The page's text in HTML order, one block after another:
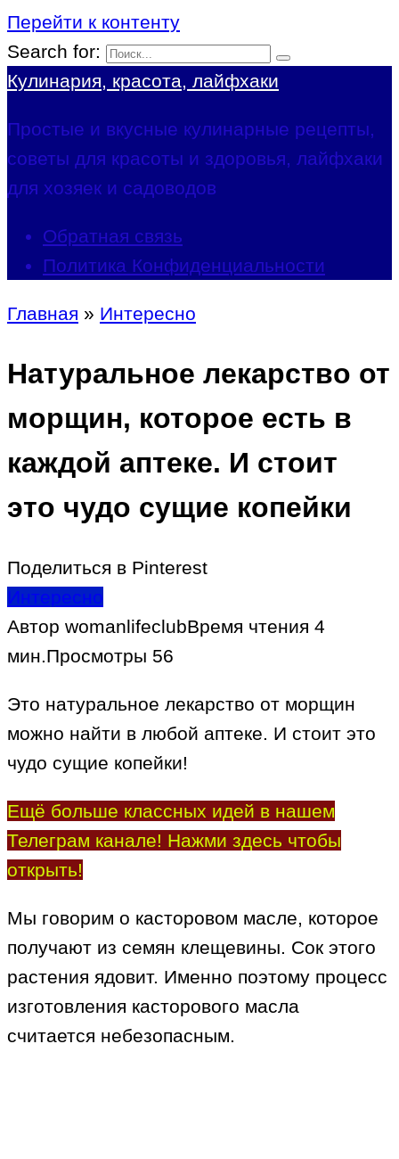
Перейти к контенту
Search for:
Кулинария, красота, лайфхаки
Простые и вкусные кулинарные рецепты,
советы для красоты и здоровья, лайфхаки
для хозяек и садоводов
Обратная связь
Политика Конфиденциальности
Главная » Интересно
Натуральное лекарство от
морщин, которое есть в
каждой аптеке. И стоит
это чудо сущие копейки
Поделиться в Pinterest
Интересно
Автор womanlifeclubВремя чтения 4
мин.Просмотры 56
Это натуральное лекарство от морщин
можно найти в любой аптеке. И стоит это
чудо сущие копейки!
Ещё больше классных идей в нашем
Телеграм канале! Нажми здесь чтобы
открыть!
Мы говорим о касторовом масле, которое
получают из семян клещевины. Сок этого
растения ядовит. Именно поэтому процесс
изготовления касторового масла
считается небезопасным.